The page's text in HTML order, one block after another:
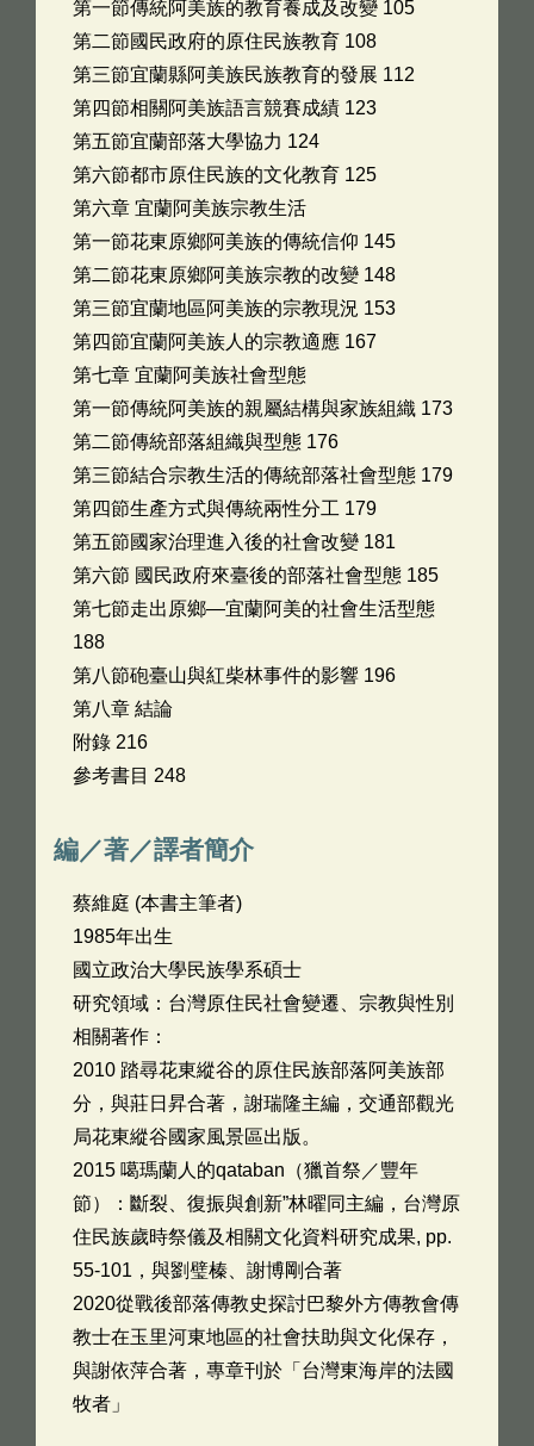
第一節傳統阿美族的教育養成及改變 105
第二節國民政府的原住民族教育 108
第三節宜蘭縣阿美族民族教育的發展 112
第四節相關阿美族語言競賽成績 123
第五節宜蘭部落大學協力 124
第六節都市原住民族的文化教育 125
第六章 宜蘭阿美族宗教生活
第一節花東原鄉阿美族的傳統信仰 145
第二節花東原鄉阿美族宗教的改變 148
第三節宜蘭地區阿美族的宗教現況 153
第四節宜蘭阿美族人的宗教適應 167
第七章 宜蘭阿美族社會型態
第一節傳統阿美族的親屬結構與家族組織 173
第二節傳統部落組織與型態 176
第三節結合宗教生活的傳統部落社會型態 179
第四節生產方式與傳統兩性分工 179
第五節國家治理進入後的社會改變 181
第六節 國民政府來臺後的部落社會型態 185
第七節走出原鄉—宜蘭阿美的社會生活型態
188
第八節砲臺山與紅柴林事件的影響 196
第八章 結論
附錄 216
參考書目 248
編／著／譯者簡介
蔡維庭 (本書主筆者)
1985年出生
國立政治大學民族學系碩士
研究領域：台灣原住民社會變遷、宗教與性別
相關著作：
2010 踏尋花東縱谷的原住民族部落阿美族部
分，與莊日昇合著，謝瑞隆主編，交通部觀光
局花東縱谷國家風景區出版。
2015 噶瑪蘭人的qataban（獵首祭／豐年
節）：斷裂、復振與創新”林曜同主編，台灣原
住民族歲時祭儀及相關文化資料研究成果, pp.
55-101，與劉璧榛、謝博剛合著
2020從戰後部落傳教史探討巴黎外方傳教會傳
教士在玉里河東地區的社會扶助與文化保存，
與謝依萍合著，專章刊於「台灣東海岸的法國
牧者」